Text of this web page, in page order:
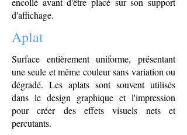
d'affichage.
Aplat
Surface entièrement uniforme, présentant
une seule et même couleur sans variation ou
dégradé. Les aplats sont souvent utilisés
dans le design graphique et l'impression
pour créer des effets visuels nets et
percutants.